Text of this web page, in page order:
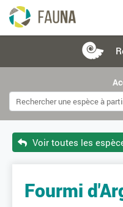
Voir toutes les
Fourmi